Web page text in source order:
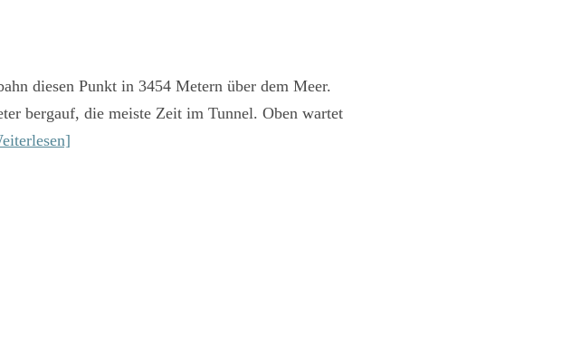
diesen Punkt in 3454 Metern über dem Meer.
bergauf, die meiste Zeit im Tunnel. Oben wartet